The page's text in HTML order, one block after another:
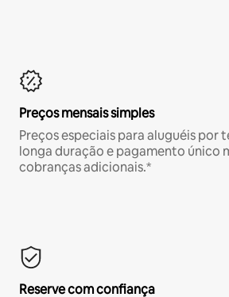
Preços mensais simples
Preços especiais para aluguéis por
longa duração e pagamento único
cobranças adicionais.*
Reserve com confiança